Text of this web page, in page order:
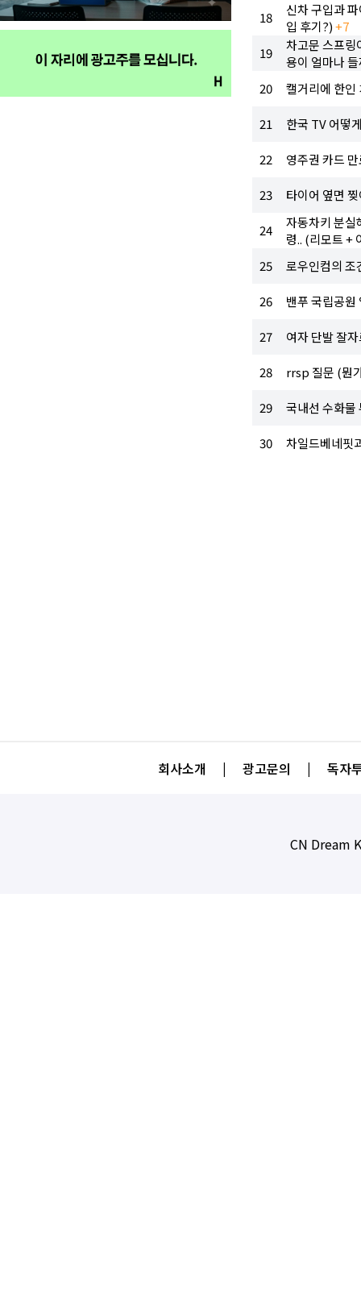
18
신차 구입과
입 후기?)+7
19
차고문 스프링
용이 얼마나
20
캘거리에 한인
21 한국 TV 어떻
22 영주권 카드
23 타이어 옆면
24
자동차키 분실
령.. (리모트 +
25
로우인컴의 조
26 밴푸 국립공원
27 여자 단발 잘
28 rrsp 질문 (뭔
29 국내선 수화물
30 차일드베네핏
회사소개 | 광고문의 | 독자
CN Dream